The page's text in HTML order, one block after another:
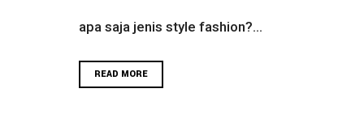
apa saja jenis style fashion?...
READ MORE